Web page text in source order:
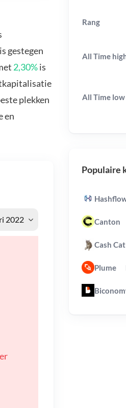
gestegen
2,30%is
plekken
en
Rang
All Time
All Time low
Populaire
Canton
Cash Cat
Plume